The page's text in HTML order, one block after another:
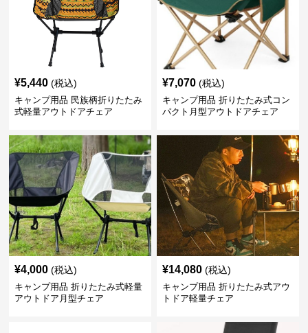
¥5,440 (税込)
キャンプ用品 民族柄折りたたみ
式軽量アウトドアチェア
¥7,070 (税込)
キャンプ用品 折りたたみ式コン
パクト月型アウトドアチェア
¥4,000 (税込)
キャンプ用品 折りたたみ式軽量
アウトドア月型チェア
¥14,080 (税込)
キャンプ用品 折りたたみ式アウ
トドア軽量チェア